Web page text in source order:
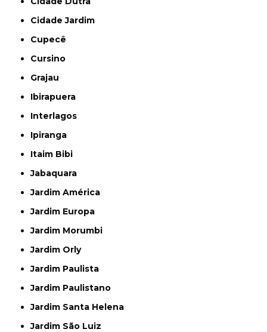
Cidade Jardim
Cupecê
Cursino
Grajau
Ibirapuera
Interlagos
Ipiranga
Itaim Bibi
Jabaquara
Jardim América
Jardim Europa
Jardim Morumbi
Jardim Orly
Jardim Paulista
Jardim Paulistano
Jardim Santa Helena
Jardim São Luiz